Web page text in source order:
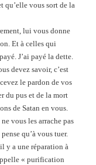
qu’elle vous sort de la
lui vous donne
Et à celles qui
J’ai payé la dette.
devez savoir, c’est
le pardon de vos
du pus et de la mort
de Satan en vous.
vous les arrache pas
qu’à vous tuer.
y a une réparation à
« purification